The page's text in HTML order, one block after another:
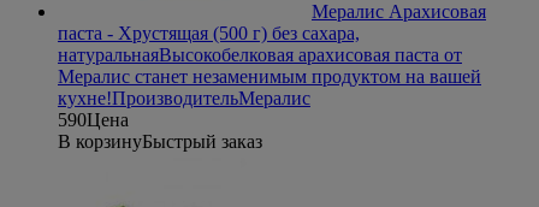
Мералис Арахисовая
паста - Хрустящая (500 г) без сахара,
натуральнаяВысокобелковая арахисовая паста от
Мералис станет незаменимым продуктом на вашей
кухне!ПроизводительМералис
590Цена
В корзинуБыстрый заказ